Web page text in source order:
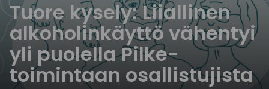
Tuore kysely: Liiallinen
alkoholinkäyttö vähentyi
yli puolella Pilke-
toimintaan osallistujista